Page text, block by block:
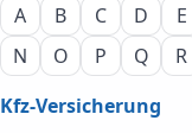
A
B C D E
N
O P Q R
Kfz-Versicherung